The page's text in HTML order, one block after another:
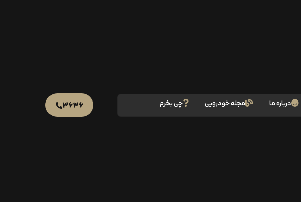
درباره ما مجله خودرویی چی بخرم ۳۶۳۶